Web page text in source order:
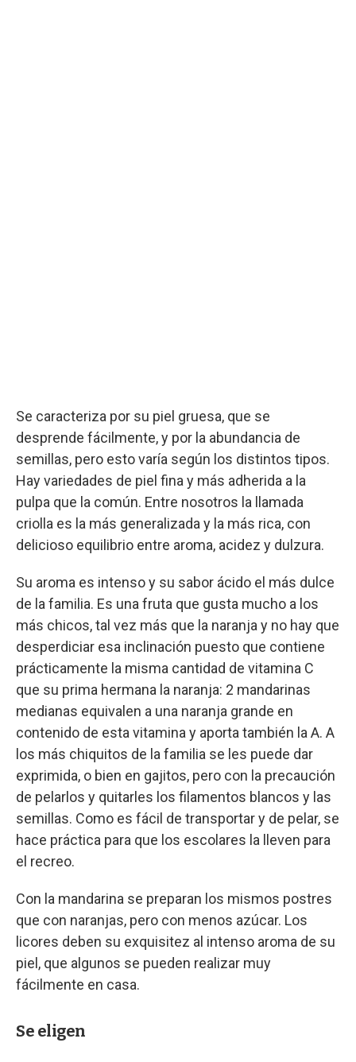
Se caracteriza por su piel gruesa, que se
desprende fácilmente, y por la abundancia de
semillas, pero esto varía según los distintos tipos.
Hay variedades de piel fina y más adherida a la
pulpa que la común. Entre nosotros la llamada
criolla es la más generalizada y la más rica, con
delicioso equilibrio entre aroma, acidez y dulzura.
Su aroma es intenso y su sabor ácido el más dulce
de la familia. Es una fruta que gusta mucho a los
más chicos, tal vez más que la naranja y no hay que
desperdiciar esa inclinación puesto que contiene
prácticamente la misma cantidad de vitamina C
que su prima hermana la naranja: 2 mandarinas
medianas equivalen a una naranja grande en
contenido de esta vitamina y aporta también la A. A
los más chiquitos de la familia se les puede dar
exprimida, o bien en gajitos, pero con la precaución
de pelarlos y quitarles los filamentos blancos y las
semillas. Como es fácil de transportar y de pelar, se
hace práctica para que los escolares la lleven para
el recreo.
Con la mandarina se preparan los mismos postres
que con naranjas, pero con menos azúcar. Los
licores deben su exquisitez al intenso aroma de su
piel, que algunos se pueden realizar muy
fácilmente en casa.
Se eligen